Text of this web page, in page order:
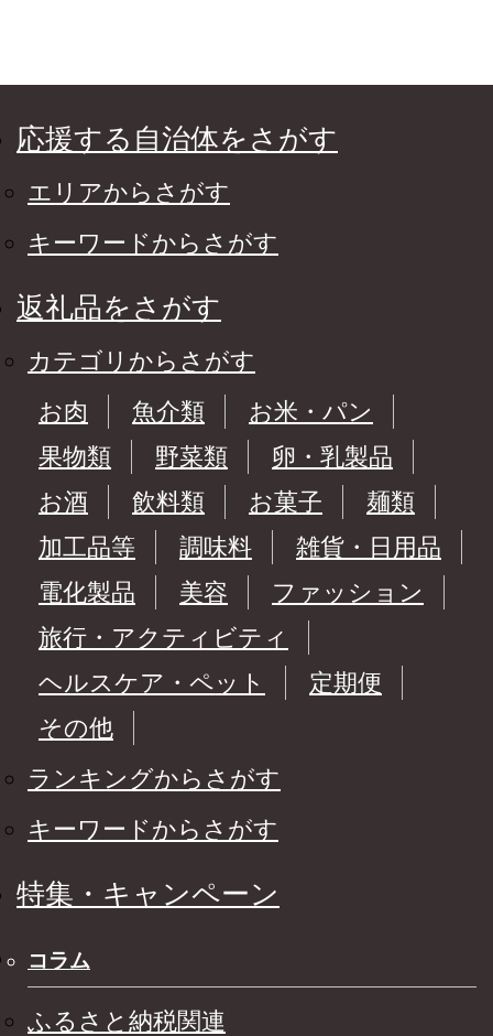
応援する自治体をさがす
エリアからさがす
キーワードからさがす
返礼品をさがす
カテゴリからさがす
お肉
魚介類
お米・パン
果物類
野菜類
卵・乳製品
お酒
飲料類 お菓子
麺類
加工品等
調味料
雑貨・日用品
電化製品
美容
ファッション
旅行・アクティビティ
ヘルスケア・ペット
定期便
その他
ランキングからさがす
キーワードからさがす
特集・キャンペーン
コラム
ふるさと納税関連